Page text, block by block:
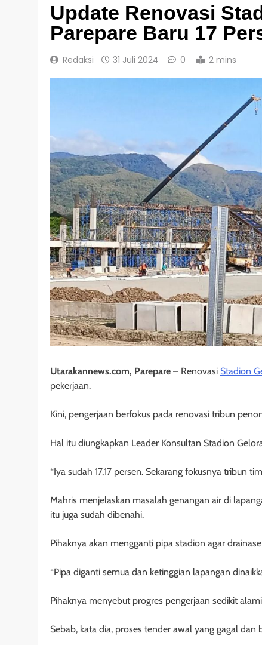
Update Renovasi
Parepare Baru 17
Redaksi 31 Juli 2024 0 2 mins
Utarakannews.com, Parepare – Renovasi Stadion
pekerjaan.
Kini, pengerjaan berfokus pada renovasi tribun
Hal itu diungkapkan Leader Konsultan Stadion
“Iya sudah 17,17 persen. Sekarang fokusnya tribun
Mahris menjelaskan masalah genangan air di
itu juga sudah dibenahi.
Pihaknya akan mengganti pipa stadion agar
“Pipa diganti semua dan ketinggian lapangan
Pihaknya menyebut progres pengerjaan sedikit
Sebab, kata dia, proses tender awal yang gagal